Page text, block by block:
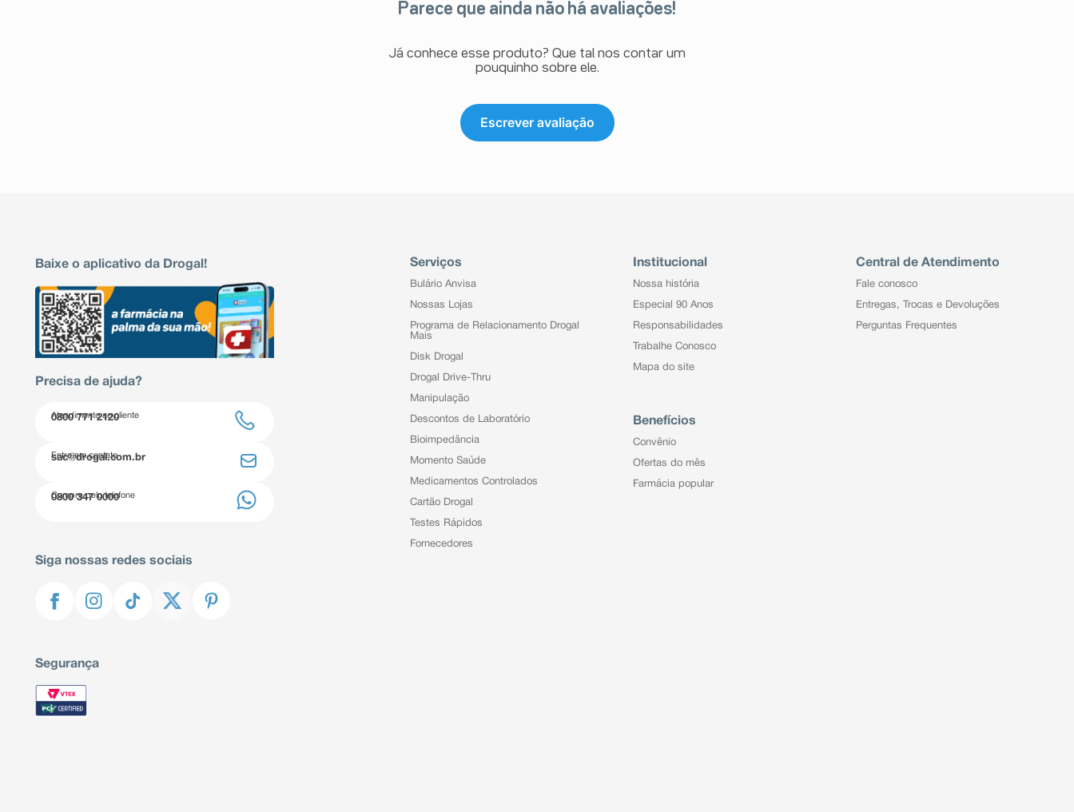
Parece que ainda não há avaliações!
Já conhece esse produto? Que tal nos contar um
pouquinho sobre ele.
Escrever avaliação
Baixe o aplicativo da Drogal!
Precisa de ajuda?
Atendimento ao cliente
0800 771 2120
Entre em contato
sac@drogal.com.br
Compre pelo telefone
0800 347 0000
Siga nossas redes sociais
Segurança
Serviços
Bulário Anvisa
Nossas Lojas
Programa de Relacionamento Drogal
Mais
Disk Drogal
Drogal Drive-Thru
Manipulação
Descontos de Laboratório
Bioimpedância
Momento Saúde
Medicamentos Controlados
Cartão Drogal
Testes Rápidos
Fornecedores
Institucional
Nossa história
Especial 90 Anos
Responsabilidades
Trabalhe Conosco
Mapa do site
Benefícios
Convênio
Ofertas do mês
Farmácia popular
Central de Atendimento
Fale conosco
Entregas, Trocas e Devoluções
Perguntas Frequentes